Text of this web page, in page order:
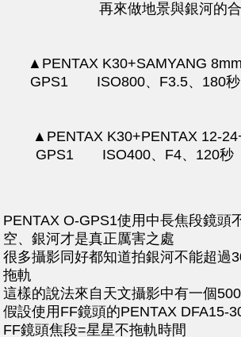
再來做地景與銀河的
▲PENTAX K30+SAMYANG
GPS1 ISO800、F3.5、180秒
▲PENTAX K30+PENTAX 12-
GPS1 ISO400、F4、120秒（
PENTAX O-GPS1使用中長焦段鏡頭
空、銀河才是真正厲害之處
很多攝影同好都知道拍銀河不能超過
拖軌
這樣的說法來自天文攝影中有一個500
假設使用FF鏡頭的PENTAX DFA15-
FF鏡頭焦段=星星不拖軌時間